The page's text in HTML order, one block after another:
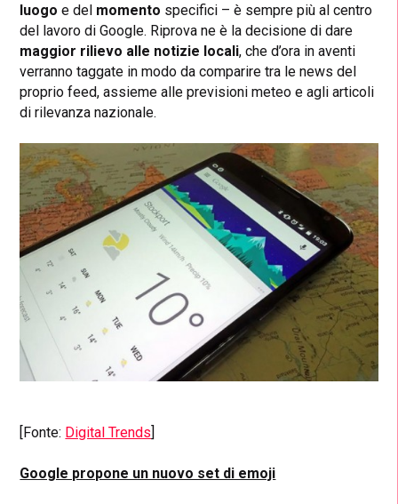
luogo e del momento specifici – è sempre più al centro
del lavoro di Google. Riprova ne è la decisione di dare
maggior rilievo alle notizie locali, che d’ora in aventi
verranno taggate in modo da comparire tra le news del
proprio feed, assieme alle previsioni meteo e agli articoli
di rilevanza nazionale.
[Fonte: Digital Trends
Google propone un nuovo set di emoji